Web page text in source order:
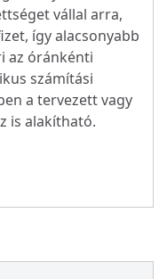
vállal arra,
így alacsonyabb
az óránkénti
számítási
a tervezett vagy
is alakítható.